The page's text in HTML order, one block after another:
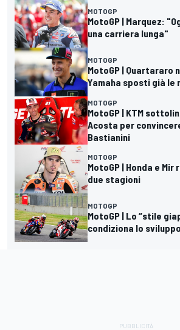
MOTOGP
MotoGP | Marquez:
una carriera lunga"
MOTOGP
MotoGP | Quartararo
Yamaha sposti già le
MOTOGP
MotoGP | KTM
Acosta per
Bastianini
MOTOGP
MotoGP | Honda e
due stagioni
MOTOGP
MotoGP | Lo “stile
condiziona lo